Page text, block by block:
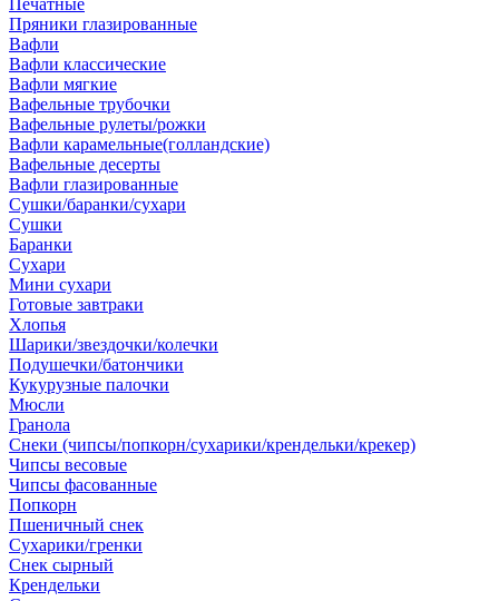
Печатные
Пряники глазированные
Вафли
Вафли классические
Вафли мягкие
Вафельные трубочки
Вафельные рулеты/рожки
Вафли карамельные(голландские)
Вафельные десерты
Вафли глазированные
Сушки/баранки/сухари
Сушки
Баранки
Сухари
Мини сухари
Готовые завтраки
Хлопья
Шарики/звездочки/колечки
Подушечки/батончики
Кукурузные палочки
Мюсли
Гранола
Снеки (чипсы/попкорн/сухарики/крендельки/крекер)
Чипсы весовые
Чипсы фасованные
Попкорн
Пшеничный снек
Сухарики/гренки
Снек сырный
Крендельки